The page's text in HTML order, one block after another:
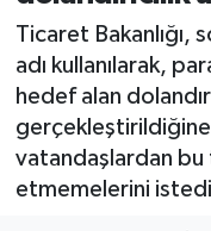
Ticaret Bakanlığı,
adı kullanılarak,
hedef alan
vatandaşlardan
etmemelerini
Sağlık
Teknoloji
Turizm
Son Dakika
Haber Arşivi